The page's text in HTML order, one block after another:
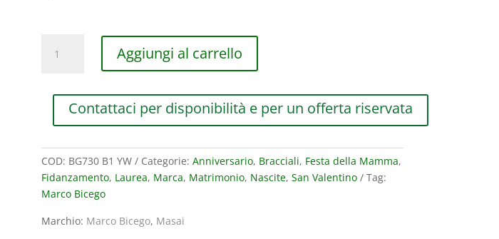
MARCO
ORO
E
ORO
BIANCO
DIAMANTI
Aggiungi al carrello
Contattaci per disponibilità e per un offerta riservata
COD: BG730 B1 YW Categorie: Anniversario, Bracciali, Festa della Mamma,
Fidanzamento, Laurea, Marca, Matrimonio, Nascite, San Valentino
Tag:
Marco Bicego
Marchio: Marco Bicego, Masai